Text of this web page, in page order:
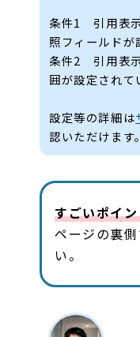
条件1 引用表
照フィールドが
条件2 引用表
囲が設定されて
設定等の詳細は
認いただけます。
すごいポイ
ページの裏
い。